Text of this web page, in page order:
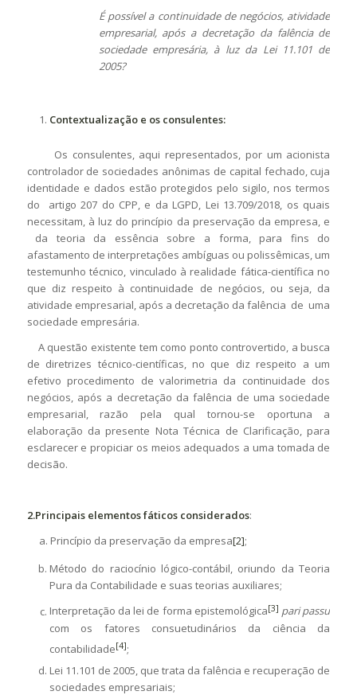
É possível a continuidade de negócios, atividade
empresarial, após a decretação da falência de
sociedade empresária, à luz da Lei 11.101 de
2005?
Contextualização e os consulentes:
Os consulentes, aqui representados, por um acionista
controlador de sociedades anônimas de capital fechado, cuja
identidade e dados estão protegidos pelo sigilo, nos termos
do artigo 207 do CPP, e da LGPD, Lei 13.709/2018, os quais
necessitam, à luz do princípio da preservação da empresa, e
da teoria da essência sobre a forma, para fins do
afastamento de interpretações ambíguas ou polissêmicas, um
testemunho técnico, vinculado à realidade fática-científica no
que diz respeito à continuidade de negócios, ou seja, da
atividade empresarial, após a decretação da falência de uma
sociedade empresária.
A questão existente tem como ponto controvertido, a busca
de diretrizes técnico-científicas, no que diz respeito a um
efetivo procedimento de valorimetria da continuidade dos
negócios, após a decretação da falência de uma sociedade
empresarial, razão pela qual tornou-se oportuna a
elaboração da presente Nota Técnica de Clarificação, para
esclarecer e propiciar os meios adequados a uma tomada de
decisão.
2.Principais elementos fáticos considerados:
a. Princípio da preservação da empresa[2];
Método do raciocínio lógico-contábil, oriundo da Teoria
Pura da Contabilidade e suas teorias auxiliares;
Interpretação da lei de forma epistemológica[3] pari passu
com os fatores consuetudinários da ciência da
contabilidade[4];
Lei 11.101 de 2005, que trata da falência e recuperação de
sociedades empresariais;